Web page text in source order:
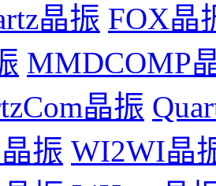
晶振 FOX晶
MMDCOMP
晶振
振 WI2WI晶